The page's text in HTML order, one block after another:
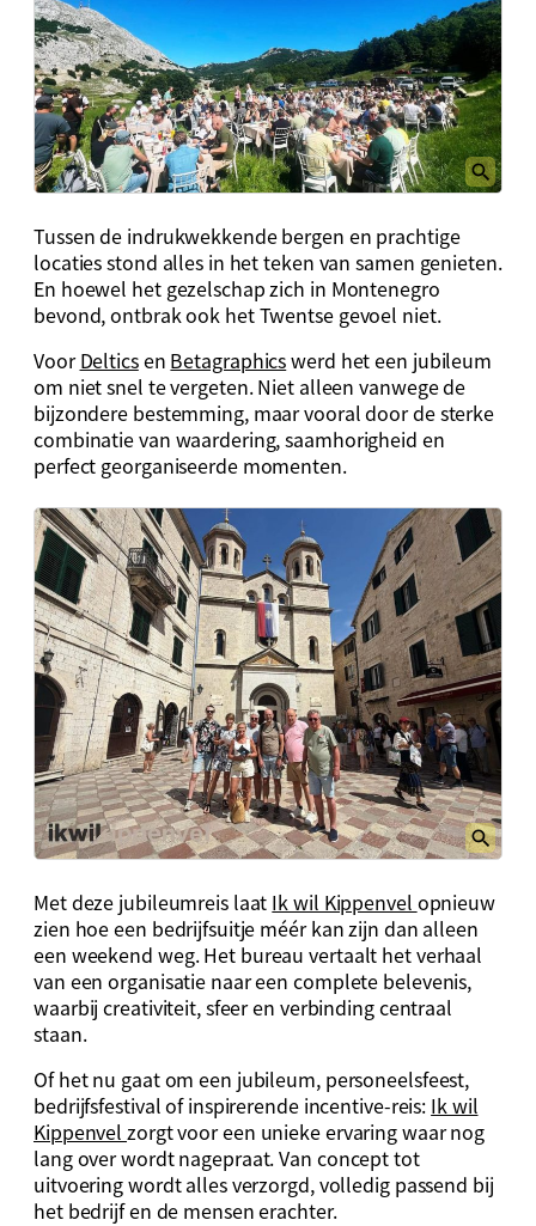
Tussen de indrukwekkende bergen en prachtige
locaties stond alles in het teken van samen genieten.
En hoewel het gezelschap zich in Montenegro
bevond, ontbrak ook het Twentse gevoel niet.
VoorDelticsen Betagraphicswerd het een jubileum
om niet snel te vergeten. Niet alleen vanwege de
bijzondere bestemming, maar vooral door de sterke
combinatie van waardering, saamhorigheid en
perfect georganiseerde momenten.
Met deze jubileumreis laat Ik wil Kippenvel opnieuw
zien hoe een bedrijfsuitje méér kan zijn dan alleen
een weekend weg. Het bureau vertaalt het verhaal
van een organisatie naar een complete belevenis,
waarbij creativiteit, sfeer en verbinding centraal
staan.
Of het nu gaat om een jubileum, personeelsfeest,
bedrijfsfestival of inspirerende incentive-reis: Ik wil
Kippenvel zorgt voor een unieke ervaring waar nog
lang over wordt nagepraat. Van concept tot
uitvoering wordt alles verzorgd, volledig passend bij
het bedrijf en de mensen erachter.